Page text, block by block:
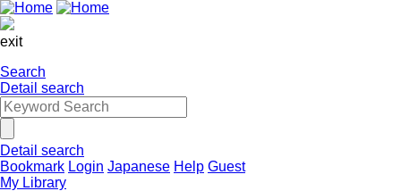
exit
Search
Detail search
Detail search
Bookmark Login Japanese Help Guest
My Library